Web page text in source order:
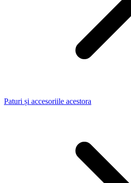
Paturi și accesoriile acestora